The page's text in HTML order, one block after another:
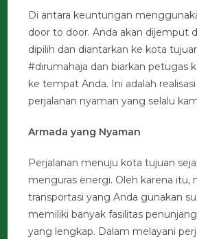
Di antara keuntungan
door to door. Anda akan dijemput
dipilih dan diantarkan ke kota
#dirumahaja dan biarkan petugas
ke tempat Anda. Ini adalah
perjalanan nyaman yang selalu
Armada yang Nyaman
Perjalanan menuju kota tujuan
menguras energi. Oleh karena itu,
transportasi yang Anda gunakan
memiliki banyak fasilitas
yang lengkap. Dalam melayani